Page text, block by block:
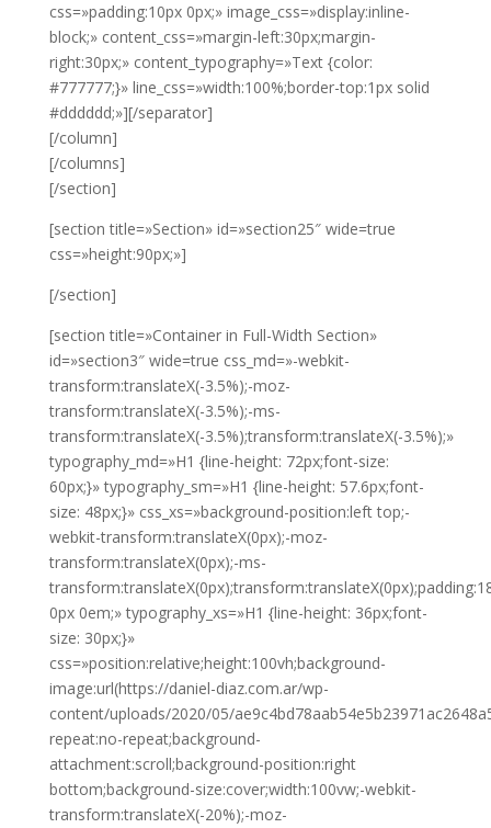
css=»padding:10px 0px;» image_css=»display:inline-
block;» content_css=»margin-left:30px;margin-
right:30px;» content_typography=»Text {color:
#777777;}» line_css=»width:100%;border-top:1px solid
#dddddd;»][/separator]
[/column]
[/columns]
[/section]
[section title=»Section» id=»section25″ wide=true
css=»height:90px;»]
[/section]
[section title=»Container in Full-Width Section»
id=»section3″ wide=true css_md=»-webkit-
transform:translateX(-3.5%);-moz-
transform:translateX(-3.5%);-ms-
transform:translateX(-3.5%);transform:translateX(-3.5%);»
typography_md=»H1 {line-height: 72px;font-size:
60px;}» typography_sm=»H1 {line-height: 57.6px;font-
size: 48px;}» css_xs=»background-position:left top;-
webkit-transform:translateX(0px);-moz-
transform:translateX(0px);-ms-
0px 0em;» typography_xs=»H1 {line-height: 36px;font-
size: 30px;}»
css=»position:relative;height:100vh;background-
image:url(https://daniel-diaz.com.ar/wp-
content/uploads/2020/05/
repeat:no-repeat;background-
attachment:scroll;background-position:right
bottom;background-size:cover;width:100vw;-webkit-
transform:translateX(-20%);-moz-